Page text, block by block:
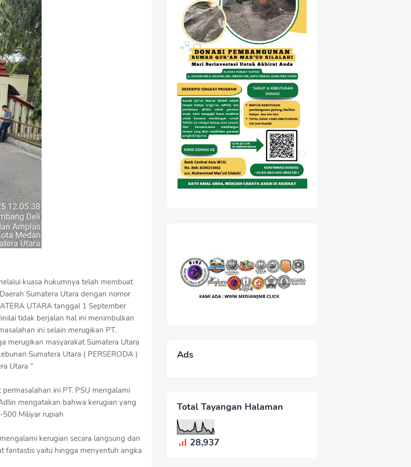
kuasa hukumnya telah membuat
Sumatera Utara dengan nomor
UTARA tanggal 1 September
tidak berjalan hal ini menimbulkan
ini selain merugikan PT.
merugikan masyarakat Sumatera Utara
Sumatera Utara ( PERSERODA )
Utara "
ini PT. PSU mengalami
mengatakan bahwa kerugian yang
500 Miliyar rupiah
kerugian secara langsung dan
fantastis yaitu hingga menyentuh angka
Ads
Total Tayangan Halaman
28,937